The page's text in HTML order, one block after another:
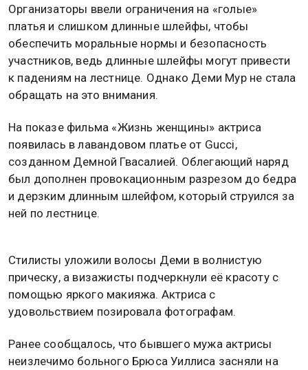
Организаторы ввели ограничения на «голые»
платья и слишком длинные шлейфы, чтобы
обеспечить моральные нормы и безопасность
участников, ведь длинные шлейфы могут привести
к падениям на лестнице. Однако Деми Мур не стала
обращать на это внимания.
На показе фильма «Жизнь женщины» актриса
появилась в лавандовом платье от Gucci,
созданном Демной Гвасалией. Облегающий наряд
был дополнен провокационным разрезом до бедра
и дерзким длинным шлейфом, который струился за
ней по лестнице.
Стилисты уложили волосы Деми в волнистую
прическу, а визажисты подчеркнули её красоту с
помощью яркого макияжа. Актриса с
удовольствием позировала фотографам.
Ранее сообщалось, что бывшего мужа актрисы
неизлечимо больного Брюса Уиллиса засняли на